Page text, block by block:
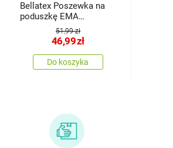
Bellatex Poszewka na
poduszkę EMA
Wielkanoc Jajko
beżowy, 45 x 45 cm
51,99 zł
46,99zł
Do koszyka